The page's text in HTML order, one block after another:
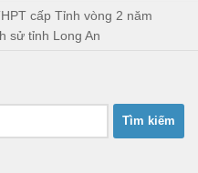
cấp Tỉnh vòng 2 năm
sử tỉnh Long An